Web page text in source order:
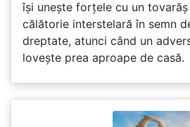
își unește forțele cu un
călătorie interstelară în semn
dreptate, atunci când un
lovește prea aproape de casă.